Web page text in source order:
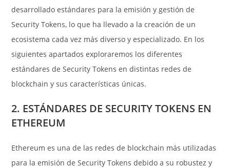
desarrollado estándares para la emisión y gestión de
Security Tokens, lo que ha llevado a la creación de un
ecosistema cada vez más diverso y especializado. En los
siguientes apartados exploraremos los diferentes
estándares de Security Tokens en distintas redes de
blockchain y sus características únicas.
2. ESTÁNDARES DE SECURITY TOKENS EN
ETHEREUM
Ethereum es una de las redes de blockchain más utilizadas
para la emisión de Security Tokens debido a su robustez y